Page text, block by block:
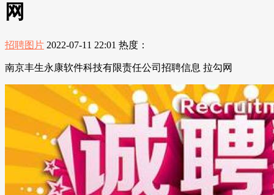
网
招聘图片 2022-07-11 22:01 热度：
南京丰生永康软件科技有限责任公司招聘信息 拉勾网